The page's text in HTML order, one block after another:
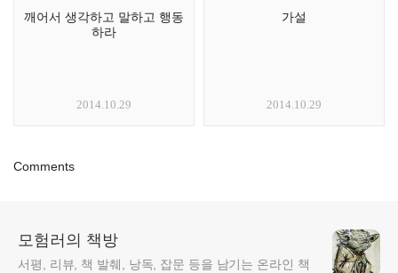
깨어서 생각하고 말하고 행동
하라
2014.10.29
가설
2014.10.29
Comments
모험러의 책방
서평, 리뷰, 책 발췌, 낭독, 잡문 등을 남기는 온라인 책